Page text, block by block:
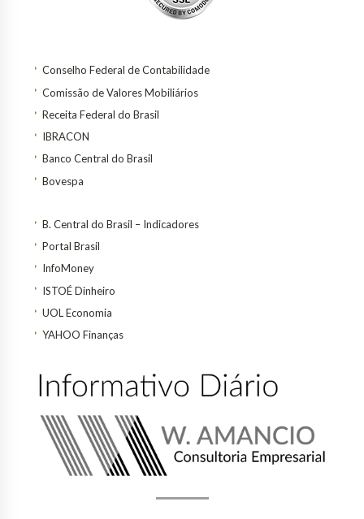
Conselho Federal de Contabilidade
Comissão de Valores Mobiliários
Receita Federal do Brasil
IBRACON
Banco Central do Brasil
Bovespa
B. Central do Brasil – Indicadores
Portal Brasil
InfoMoney
ISTOÉ Dinheiro
UOL Economia
YAHOO Finanças